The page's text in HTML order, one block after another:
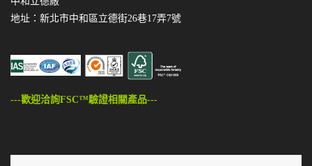
地址：新北市中和區立德街26巷17弄7號
---歡迎洽詢FSC™驗證相關產品---